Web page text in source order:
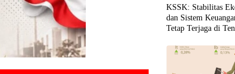
KSSK: Stabilitas
dan Sistem
Tetap Terjaga di